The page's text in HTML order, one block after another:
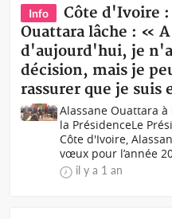
Info
Côte d'Ivoire
Ouattara lâche : «
d'aujourd'hui, je
décision, mais je
rassurer que je
Alassane Ouattara
la PrésidenceLe
Côte d'Ivoire,
vœux pour l’année
il y a 1 an